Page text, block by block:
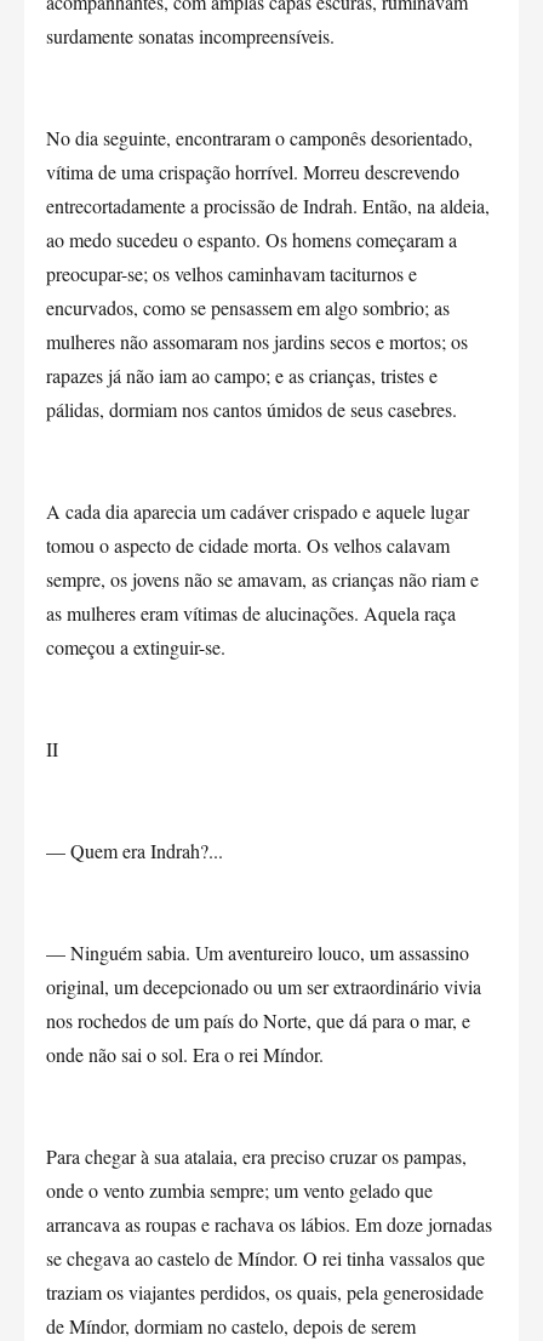
surdamente sonatas incompreensíveis.
No dia seguinte, encontraram o camponês desorientado,
vítima de uma crispação horrível. Morreu descrevendo
entrecortadamente a procissão de Indrah. Então, na aldeia,
ao medo sucedeu o espanto. Os homens começaram a
preocupar-se; os velhos caminhavam taciturnos e
encurvados, como se pensassem em algo sombrio; as
mulheres não assomaram nos jardins secos e mortos; os
rapazes já não iam ao campo; e as crianças, tristes e
pálidas, dormiam nos cantos úmidos de seus casebres.
A cada dia aparecia um cadáver crispado e aquele lugar
tomou o aspecto de cidade morta. Os velhos calavam
sempre, os jovens não se amavam, as crianças não riam e
as mulheres eram vítimas de alucinações. Aquela raça
começou a extinguir-se.
II
— Quem era Indrah?...
— Ninguém sabia. Um aventureiro louco, um assassino
original, um decepcionado ou um ser extraordinário vivia
nos rochedos de um país do Norte, que dá para o mar, e
onde não sai o sol. Era o rei Míndor.
Para chegar à sua atalaia, era preciso cruzar os pampas,
onde o vento zumbia sempre; um vento gelado que
arrancava as roupas e rachava os lábios. Em doze jornadas
se chegava ao castelo de Míndor. O rei tinha vassalos que
traziam os viajantes perdidos, os quais, pela generosidade
de Míndor, dormiam no castelo, depois de serem